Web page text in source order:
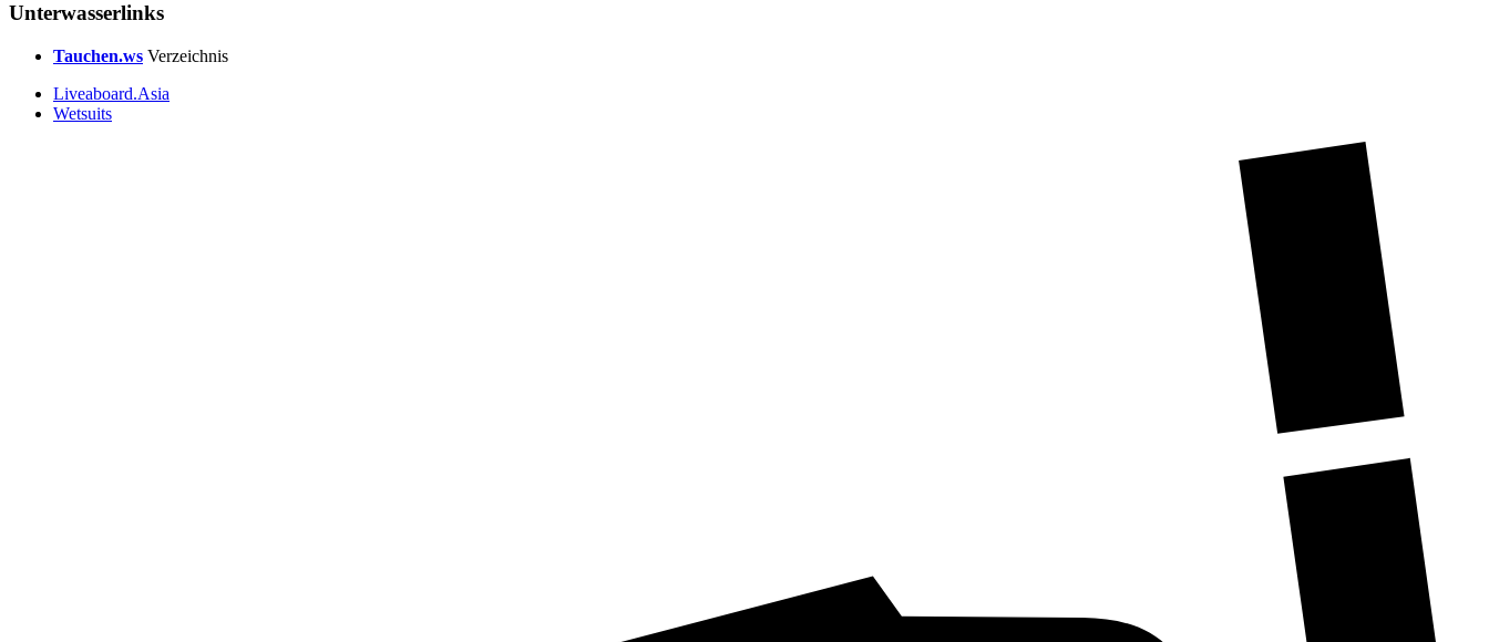
Unterwasserlinks
Tauchen.ws Verzeichnis
Liveaboard.Asia
Wetsuits